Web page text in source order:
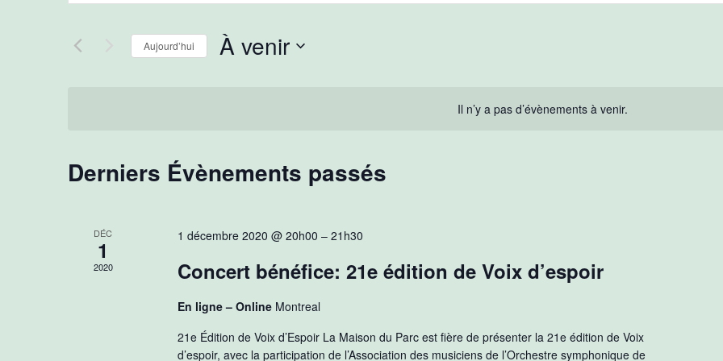
Il n’y a pas d’évènements à venir.
vues
Évènements
Évènements
Aujourd’hui À venir
Derniers Évènements passés
DÉC
1
2020
1 décembre 2020 @ 20h00 – 21h30
Concert bénéfice: 21e édition de Voix d’espoir
En ligne – Online Montreal
21e Édition de Voix d’Espoir La Maison du Parc est fière de présenter la 21e édition de Voix
d’espoir, avec la participation de l’Association des musiciens de l’Orchestre symphonique de